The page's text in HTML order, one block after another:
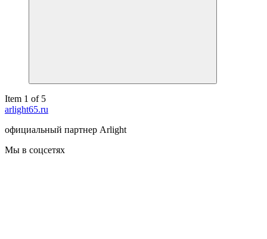
Item 1 of 5
arlight65.ru
официальный партнер Arlight
Мы в соцсетях